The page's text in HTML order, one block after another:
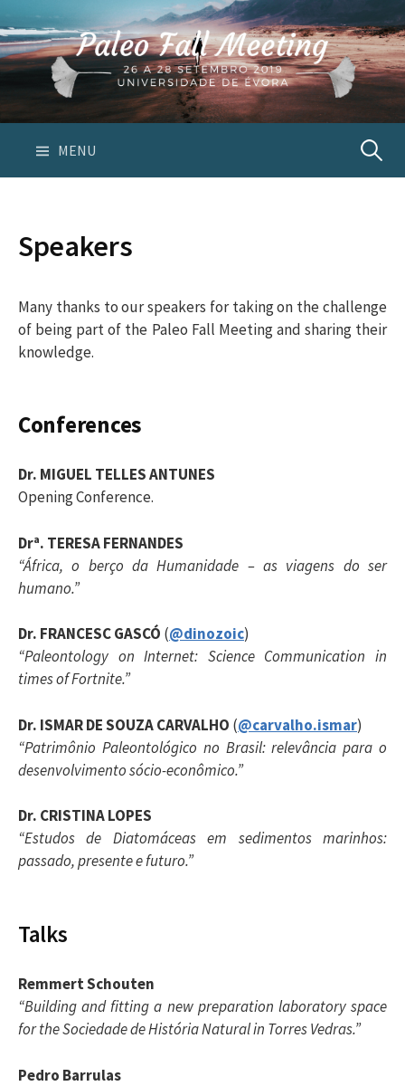
k
i
t
o
MENU P
q
r
Speakers
Many thanks to our speakers for taking on the challenge
of being part of the Paleo Fall Meeting and sharing their
knowledge.
Conferences
Dr. MIGUEL TELLES ANTUNES
Opening Conference.
Drª. TERESA FERNANDES
“África, o berço da Humanidade – as viagens do ser
humano.”
Dr. FRANCESC GASCÓ (@dinozoic)
“Paleontology on Internet: Science Communication in
times of Fortnite.”
Dr. ISMAR DE SOUZA CARVALHO (@carvalho.ismar)
“Patrimônio Paleontológico no Brasil: relevância para o
desenvolvimento sócio-econômico.”
Dr. CRISTINA LOPES
“Estudos de Diatomáceas em sedimentos marinhos:
passado, presente e futuro.”
Talks
Remmert Schouten
“Building and fitting a new preparation laboratory space
for the Sociedade de História Natural in Torres Vedras.”
Pedro Barrulas